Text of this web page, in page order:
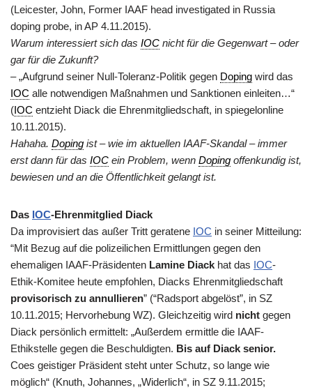
(Leicester, John, Former IAAF head investigated in Russia
doping probe, in AP 4.11.2015).
Warum interessiert sich das IOC nicht für die Gegenwart – oder
gar für die Zukunft?
– „Aufgrund seiner Null-Toleranz-Politik gegen Doping wird das
IOC alle notwendigen Maßnahmen und Sanktionen einleiten…“
(IOC entzieht Diack die Ehrenmitgliedschaft, in spiegelonline
10.11.2015).
Hahaha. Doping ist – wie im aktuellen IAAF-Skandal – immer
erst dann für das IOC ein Problem, wenn Doping offenkundig ist,
bewiesen und an die Öffentlichkeit gelangt ist.
Das IOC-Ehrenmitglied Diack
Da improvisiert das außer Tritt geratene IOC in seiner Mitteilung:
“Mit Bezug auf die polizeilichen Ermittlungen gegen den
ehemaligen IAAF-Präsidenten Lamine Diack hat das IOC-
Ethik-Komitee heute empfohlen, Diacks Ehrenmitgliedschaft
provisorisch zu annullieren” (“Radsport abgelöst”, in SZ
10.11.2015; Hervorhebung WZ). Gleichzeitig wird nicht gegen
Diack persönlich ermittelt: „Außerdem ermittle die IAAF-
Ethikstelle gegen die Beschuldigten. Bis auf Diack senior.
Coes geistiger Präsident steht unter Schutz, so lange wie
möglich“ (Knuth, Johannes, „Widerlich“, in SZ 9.11.2015;